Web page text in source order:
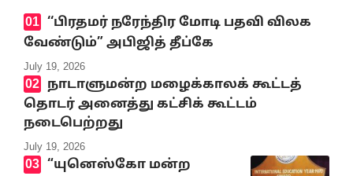
‘‘பிரதமர் நரேந்திர மோடி பதவி விலக
வேண்டும்” அபிஜித் தீப்கே
July 19, 2026
நாடாளுமன்ற மழைக்காலக் கூட்டத்
தொடர் அனைத்து கட்சிக் கூட்டம்
நடைபெற்றது
July 19, 2026
“யுனெஸ்கோ மன்ற